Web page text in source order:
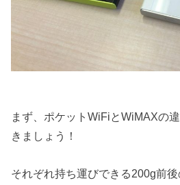
まず、ポケットWiFiとWiMAXの
きましょう！
それぞれ持ち運びできる200g前